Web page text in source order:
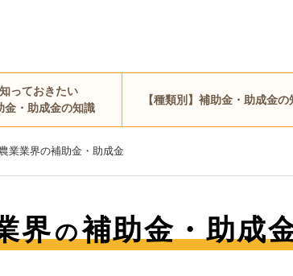
知っておきたい
金・助成金の知識
【種類別】補助金・助成金の
業業界の補助金・助成金
界の補助金・助成